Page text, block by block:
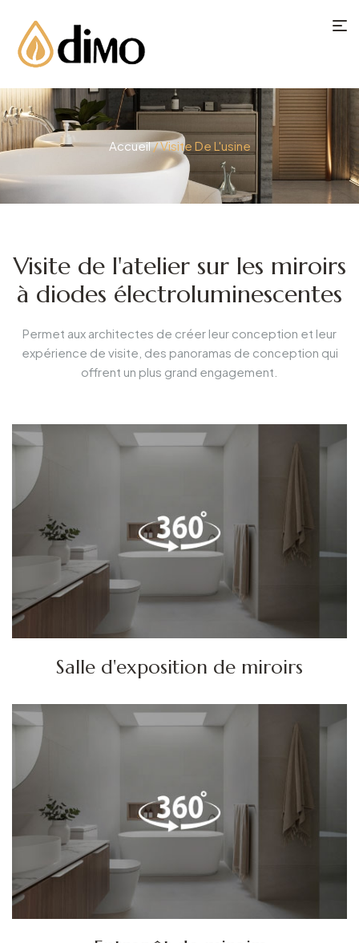
Accueil/ Visite De L'usine
Visite de l'atelier sur les miroirs
à diodes électroluminescentes
Permet aux architectes de créer leur conception et leur
expérience de visite, des panoramas de conception qui
offrent un plus grand engagement.
Salle d'exposition de miroirs